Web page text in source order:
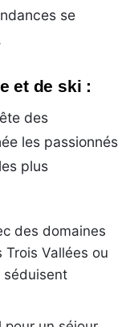
se
et de ski :
des
les passionnés
plus
des domaines
Vallées ou
séduisent